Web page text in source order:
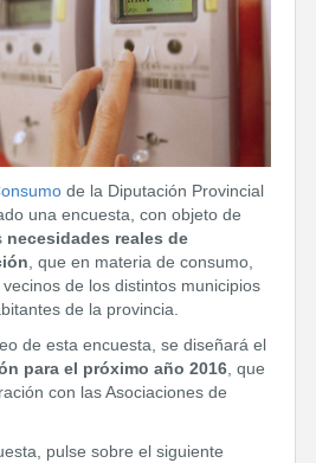
de la Diputación Provincial
una encuesta, con objeto de
necesidades reales de
, que en materia de consumo,
de los distintos municipios
de la provincia.
de esta encuesta, se diseñará el
para el próximo año 2016 , que
con las Asociaciones de
pulse sobre el siguiente